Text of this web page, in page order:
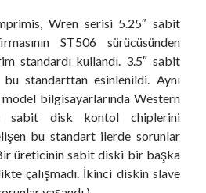
M
A
,
L
B
,
S
M
Wren serisi 5.25″ sabit
ST506 sürücüsünden
standardı kullandı. 3.5″ sabit
bu standarttan esinlenildi. Aynı
bilgisayarlarında Western
sabit disk kontol chiplerini
bu standart ilerde sorunlar
üreticinin sabit diski bir başka
çalışmadı. İkinci diskin slave